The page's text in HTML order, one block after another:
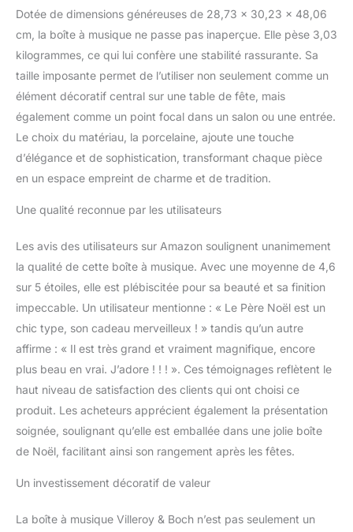
Dotée de dimensions généreuses de 28,73 x 30,23 x 48,06
cm, la boîte à musique ne passe pas inaperçue. Elle pèse 3,03
kilogrammes, ce qui lui confère une stabilité rassurante. Sa
taille imposante permet de l’utiliser non seulement comme un
élément décoratif central sur une table de fête, mais
également comme un point focal dans un salon ou une entrée.
Le choix du matériau, la porcelaine, ajoute une touche
d’élégance et de sophistication, transformant chaque pièce
en un espace empreint de charme et de tradition.
Une qualité reconnue par les utilisateurs
Les avis des utilisateurs sur Amazon soulignent unanimement
la qualité de cette boîte à musique. Avec une moyenne de 4,6
sur 5 étoiles, elle est plébiscitée pour sa beauté et sa finition
impeccable. Un utilisateur mentionne : « Le Père Noël est un
chic type, son cadeau merveilleux ! » tandis qu’un autre
affirme : « Il est très grand et vraiment magnifique, encore
plus beau en vrai. J’adore ! ! ! ». Ces témoignages reflètent le
haut niveau de satisfaction des clients qui ont choisi ce
produit. Les acheteurs apprécient également la présentation
soignée, soulignant qu’elle est emballée dans une jolie boîte
de Noël, facilitant ainsi son rangement après les fêtes.
Un investissement décoratif de valeur
La boîte à musique Villeroy & Boch n’est pas seulement un